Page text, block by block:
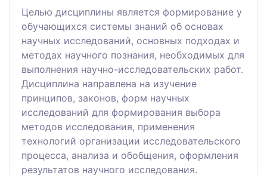
Целью дисциплины является формирование у
обучающихся системы знаний об основах
научных исследований, основных подходах и
методах научного познания, необходимых для
выполнения научно-исследовательских работ.
Дисциплина направлена на изучение
принципов, законов, форм научных
исследований для формирования выбора
методов исследования, применения
технологий организации исследовательского
процесса, анализа и обобщения, оформления
результатов научного исследования.